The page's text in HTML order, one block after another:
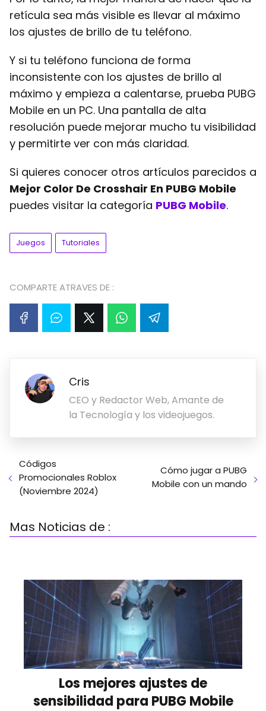
retícula sea más visible es llevar al máximo
los ajustes de brillo de tu teléfono.
Y si tu teléfono funciona de forma
inconsistente con los ajustes de brillo al
máximo y empieza a calentarse, prueba PUBG
Mobile en un PC. Una pantalla de alta
resolución puede mejorar mucho tu visibilidad
y permitirte ver con más claridad.
Si quieres conocer otros artículos parecidos a
Mejor Color De Crosshair En PUBG Mobile
puedes visitar la categoría PUBG Mobile.
Juegos Tutoriales
COMPARTE ATRAVES DE :
Cris
CEO y Redactor Web, Amante de
la Tecnología y los videojuegos.
Códigos
Promocionales Roblox
(Noviembre 2024)
Cómo jugar a PUBG
Mobile con un mando
Mas Noticias de :
Los mejores ajustes de
sensibilidad para PUBG Mobile